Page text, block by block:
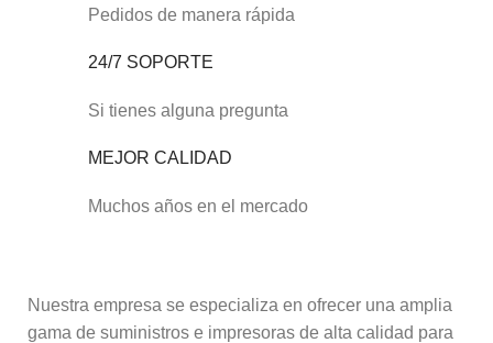
Pedidos de manera rápida
24/7 SOPORTE
Si tienes alguna pregunta
MEJOR CALIDAD
Muchos años en el mercado
Nuestra empresa se especializa en ofrecer una amplia
gama de suministros e impresoras de alta calidad para